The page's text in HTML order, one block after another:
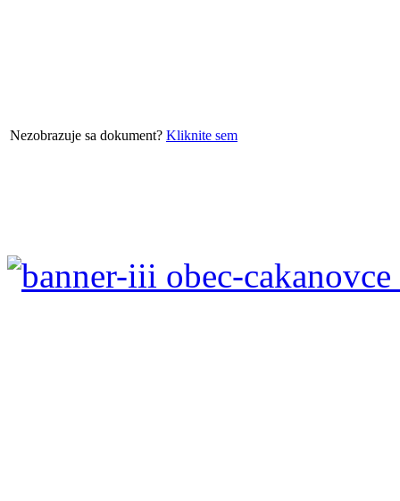
Nezobrazuje sa dokument? Kliknite sem